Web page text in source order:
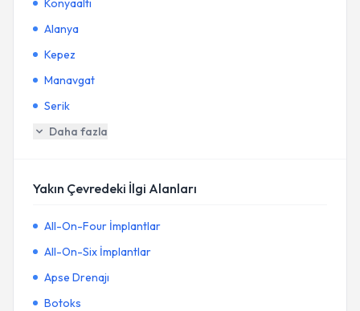
Konyaaltı
Alanya
Kepez
Manavgat
Serik
Daha fazla
Yakın Çevredeki İlgi Alanları
All-On-Four İmplantlar
All-On-Six İmplantlar
Apse Drenajı
Botoks